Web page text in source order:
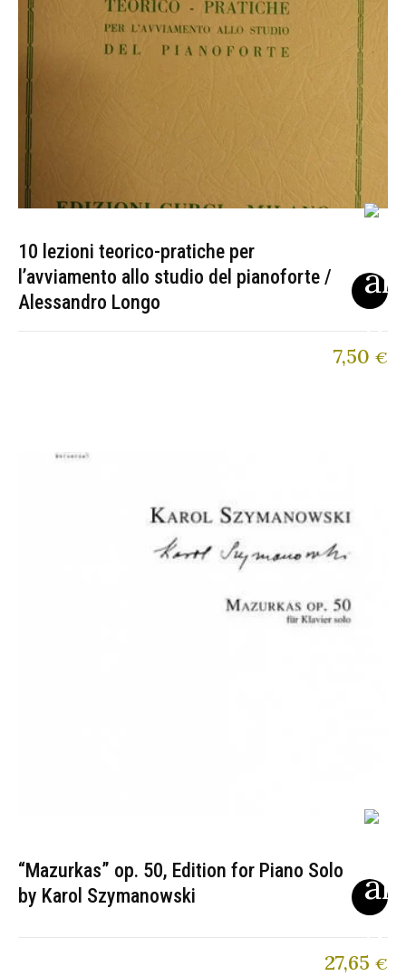
10 lezioni teorico-pratiche per
l’avviamento allo studio del pianoforte /
Alessandro Longo
7,50 €
“Mazurkas” op. 50, Edition for Piano Solo
by Karol Szymanowski
27,65 €